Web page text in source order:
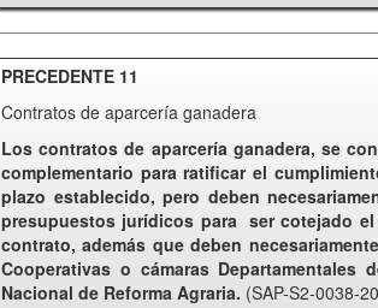
PRECEDENTE 11
Contratos de aparcería ganadera
Los contratos de aparcería ganadera, se
complementario para ratificar el
plazo establecido, pero deben
presupuestos jurídicos para ser cotejado
contrato, además que deben
Cooperativas o cámaras
Nacional de Reforma Agraria. (SAP-S2-0038-